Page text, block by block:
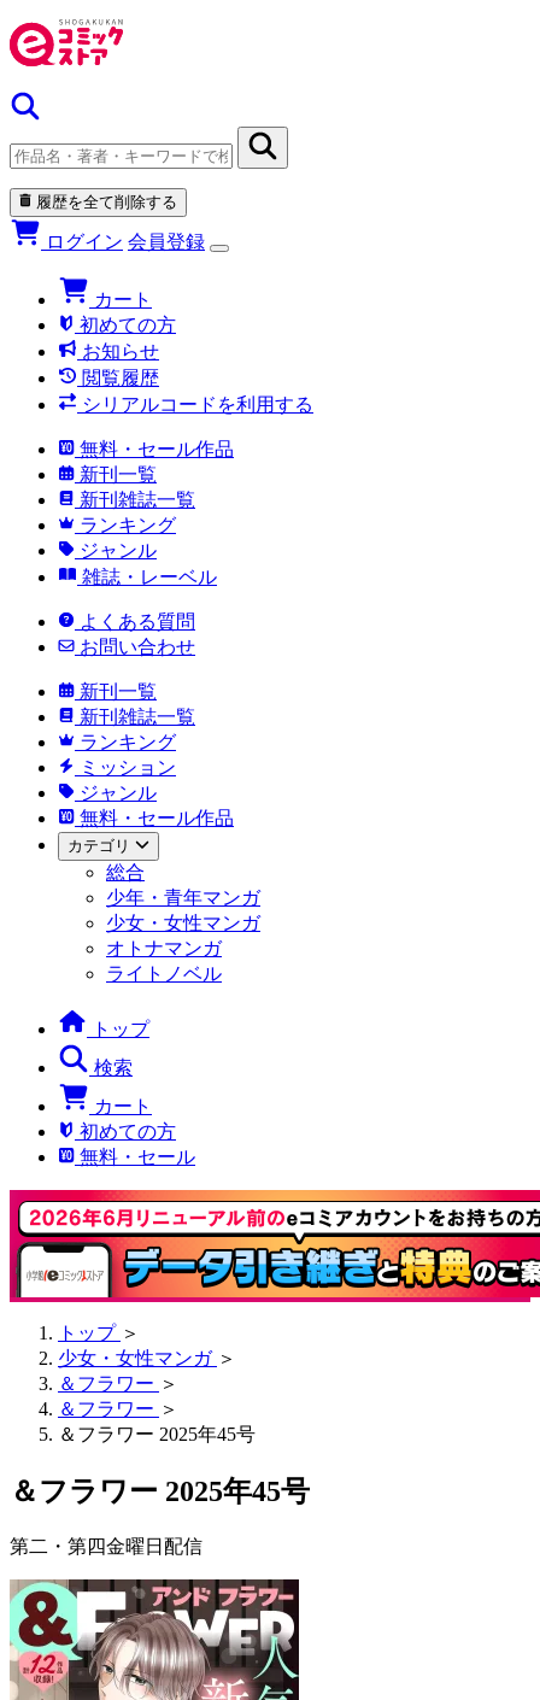
履歴を全て削除する
ログイン 会員登録
カート
初めての方
お知らせ
閲覧履歴
シリアルコードを利用する
無料・セール作品
新刊一覧
新刊雑誌一覧
ランキング
ジャンル
雑誌・レーベル
よくある質問
お問い合わせ
新刊一覧
新刊雑誌一覧
ランキング
ミッション
ジャンル
無料・セール作品
カテゴリ
総合
少年・青年マンガ
少女・女性マンガ
オトナマンガ
ライトノベル
トップ
検索
カート
初めての方
無料・セール
トップ ＞
少女・女性マンガ ＞
＆フラワー ＞
＆フラワー ＞
＆フラワー 2025年45号
＆フラワー 2025年45号
第二・第四金曜日配信